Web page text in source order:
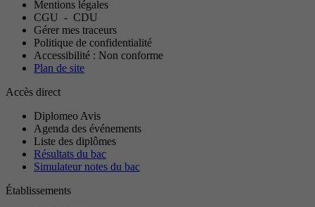
Mentions légales
CGU - CDU
Gérer mes traceurs
Politique de confidentialité
Accessibilité : Non conforme
Plan de site
Accès direct
Diplomeo Avis
Agenda des événements
Liste des diplômes
Résultats du bac
Simulateur notes du bac
Établissements